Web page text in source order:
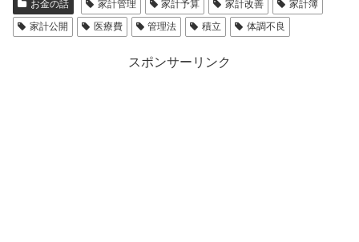
お金の話 家計管理 家計予算 家計改善
家計簿
家計公開
医療費 管理法 積立 体調不良
スポンサーリンク